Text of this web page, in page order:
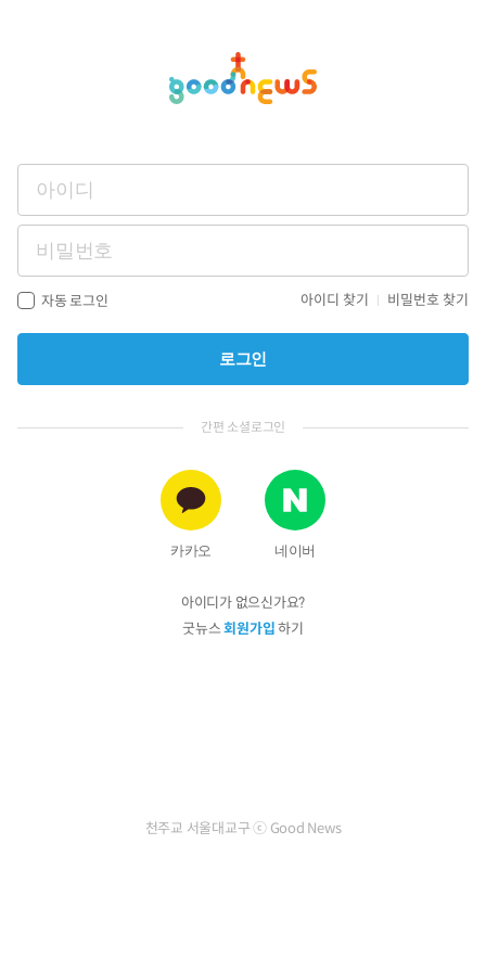
자동 로그인 아이디 찾기 비밀번호 찾기
로그인
간편 소셜로그인
카카오 네이버
아이디가 없으신가요?
굿뉴스회원가입하기
천주교 서울대교구 ⓒ Good News